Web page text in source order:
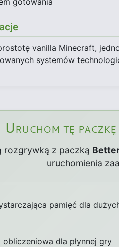
vanilla Minecraft,
systemów
Uruchom tę
rozgrywką z paczką
uruchomienia
pamięć dla
obliczeniowa dla płynnej gry